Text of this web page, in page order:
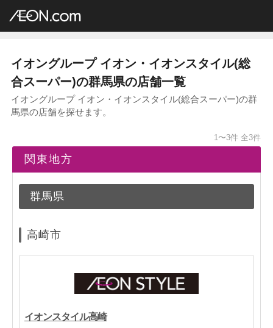
イオングループ店舗一覧
イオングループ イオン・イオンスタイル(総
合スーパー)の群馬県の店舗一覧
イオングループ イオン・イオンスタイル(総合スーパー)の群
馬県の店舗を探せます。
1〜3件 全3件
関東地方
群馬県
高崎市
イオンスタイル高崎